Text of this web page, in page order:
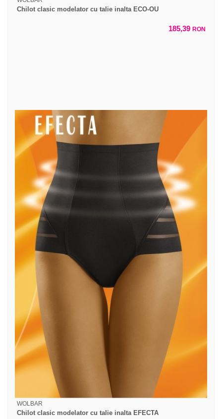
Chilot clasic modelator cu talie inalta ECO-OU
185,39 RON
WOLBAR
Chilot clasic modelator cu talie inalta EFECTA